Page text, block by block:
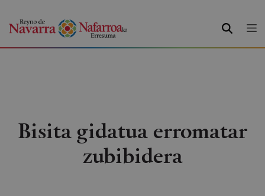
BILATU
Bisita gidatua erromatar
zubibidera